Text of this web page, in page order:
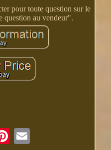
pour toute question sur le
question au vendeur".